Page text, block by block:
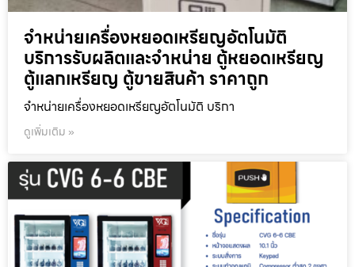
จำหน่ายเครื่องหยอดเหรียญ​อัตโนมัติ
บริการรับผลิตและจำหน่าย ตู้หยอดเหรียญ
ตู้แลกเหรียญ ตู้ขายสินค้า ราคาถูก
จำหน่ายเครื่องหยอดเหรียญ​อัตโนมัติ บริกา
ดูเพิ่มเติม »